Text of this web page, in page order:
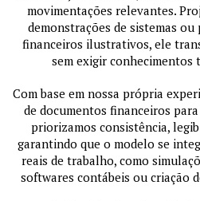
movimentações relevantes.
demonstrações de sistemas
financeiros ilustrativos, ele
sem exigir conhecimentos
Com base em nossa própria
de documentos financeiros
priorizamos consistência,
garantindo que o modelo se
reais de trabalho, como
softwares contábeis ou criação